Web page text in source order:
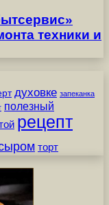
техники и
духовке запеканка
полезный
рецепт
торт